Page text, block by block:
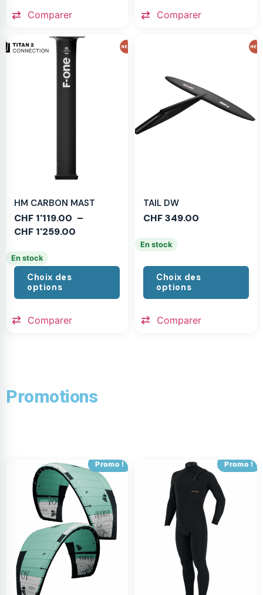
Comparer Comparer
HM CARBON MAST
CHF 1'119.00 –
CHF 1'259.00
En stock
Choix des
options
Comparer
TAIL DW
CHF349.00
En stock
Choix des
options
Comparer
Promotions
Promo ! Promo !